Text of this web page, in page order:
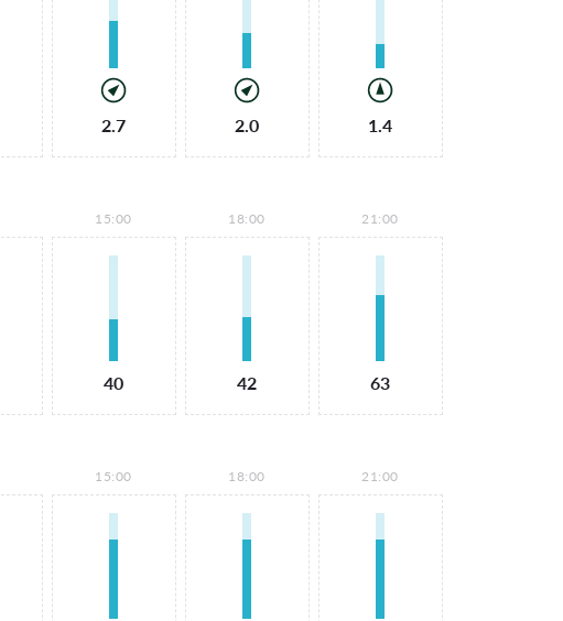
2.7 2.0 1.4
15:00
40
18:00
42
21:00
63
15:00 18:00 21:00